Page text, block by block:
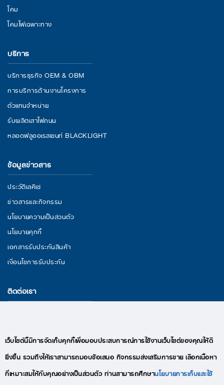
โคม
โคมไฟเฉพาะทาง
บริการ
บริการธุรกิจ OEM & OBM
การบริการด้านงานโครงการ
ตัวแทนจำหน่าย
รับผลิตเสาไฟถนน
หลอดฟลูออเรสเซนท์ BLACKLIGHT
ข้อมูลข่าวสาร
ประวัติเลคิเซ่
ข่าวสารและกิจกรรม
นโยบายความเป็นส่วนตัว
นโยบายคุกกี้
เอกสารรับประกันสินค้า
เงื่อนไขการรับประกัน
ติดต่อเรา
โทร : +66(0)95-409-9280
เว็บไซต์นี้มีการจัดเก็บคุกกี้เพื่อมอบประสบการณ์การใช้งานเว็บไซต์ของคุณให้ดี
ยิ่งขึ้น รวมถึงให้เราสามารถมอบข้อเสนอ กิจกรรมส่งเสริมการขาย เลือกเนื้อหา
ที่เหมาะสมให้กับคุณอย่างเป็นส่วนตัว ท่านสามารถศึกษานโยบายการเก็บและใช้